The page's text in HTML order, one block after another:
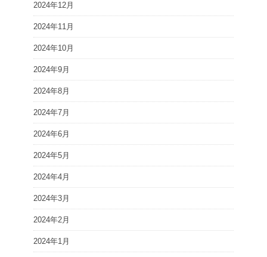
2024年12月
2024年11月
2024年10月
2024年9月
2024年8月
2024年7月
2024年6月
2024年5月
2024年4月
2024年3月
2024年2月
2024年1月